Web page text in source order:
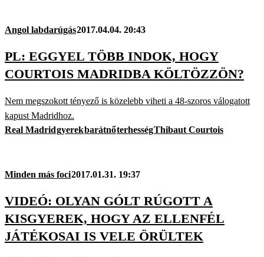
Angol labdarúgás2017.04.04. 20:43
PL: EGGYEL TÖBB INDOK, HOGY
COURTOIS MADRIDBA KÖLTÖZZÖN?
Nem megszokott tényező is közelebb viheti a 48-szoros válogatott
kapust Madridhoz.
Real MadridgyerekbarátnőterhességThibaut Courtois
Minden más foci2017.01.31. 19:37
VIDEÓ: OLYAN GÓLT RÚGOTT A
KISGYEREK, HOGY AZ ELLENFÉL
JÁTÉKOSAI IS VELE ÖRÜLTEK